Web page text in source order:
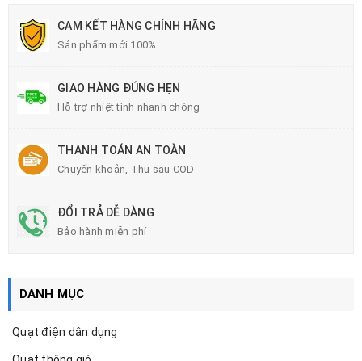
CAM KẾT HÀNG CHÍNH HÃNG
Sản phẩm mới 100%
GIAO HÀNG ĐÚNG HẸN
Hỗ trợ nhiệt tình nhanh chóng
THANH TOÁN AN TOÀN
Chuyển khoản, Thu sau COD
ĐỔI TRẢ DỄ DÀNG
Bảo hành miễn phí
DANH MỤC
Quạt điện dân dụng